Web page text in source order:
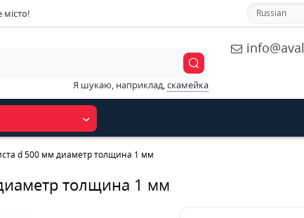
Russian
Я шукаю, наприклад,скамейка
d 500 мм диаметр толщина 1 мм
толщина 1 мм